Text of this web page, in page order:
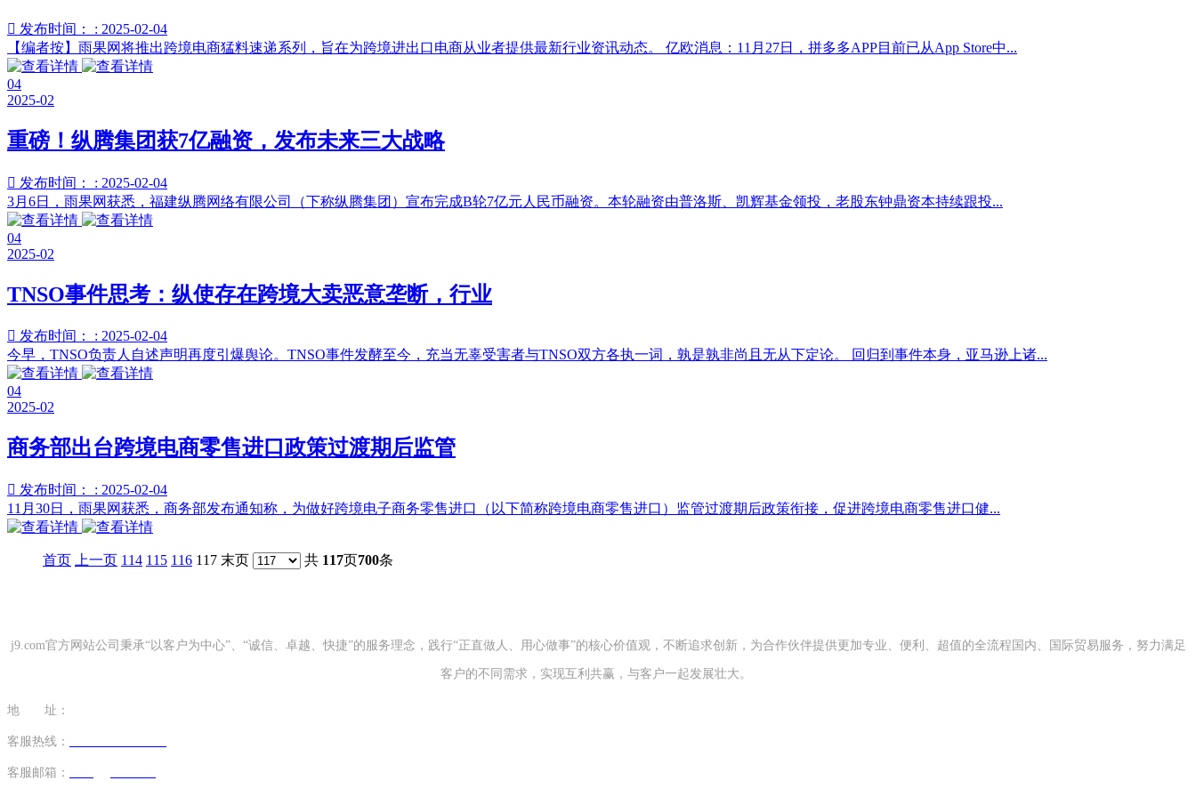
 发布时间： : 2025-02-04
【编者按】雨果网将推出跨境电商猛料速递系列，旨在为跨境进出口电商从业者提供最新行业资讯动态。 亿欧消息：11月27日，拼多多APP目前已从App Store中...
04
2025-02
重磅！纵腾集团获7亿融资，发布未来三大战略
 发布时间： : 2025-02-04
3月6日，雨果网获悉，福建纵腾网络有限公司（下称纵腾集团）宣布完成B轮7亿元人民币融资。本轮融资由普洛斯、凯辉基金领投，老股东钟鼎资本持续跟投...
04
2025-02
TNSO事件思考：纵使存在跨境大卖恶意垄断，行业
 发布时间： : 2025-02-04
今早，TNSO负责人自述声明再度引爆舆论。TNSO事件发酵至今，充当无辜受害者与TNSO双方各执一词，孰是孰非尚且无从下定论。 回归到事件本身，亚马逊上诸...
04
2025-02
商务部出台跨境电商零售进口政策过渡期后监管
 发布时间： : 2025-02-04
11月30日，雨果网获悉，商务部发布通知称，为做好跨境电子商务零售进口（以下简称跨境电商零售进口）监管过渡期后政策衔接，促进跨境电商零售进口健...
首页 上一页 114 115 116 117 末页 共 117页700条
j9.com官方网站公司秉承“以客户为中心”、“诚信、卓越、快捷”的服务理念，践行“正直做人、用心做事”的核心价值观，不断追求创新，为合作伙伴提供更加专业、便利、超值的全流程国内、国际贸易服务，努力满足
客户的不同需求，实现互利共赢，与客户一起发展壮大。
地 址：
客服热线：
客服邮箱：